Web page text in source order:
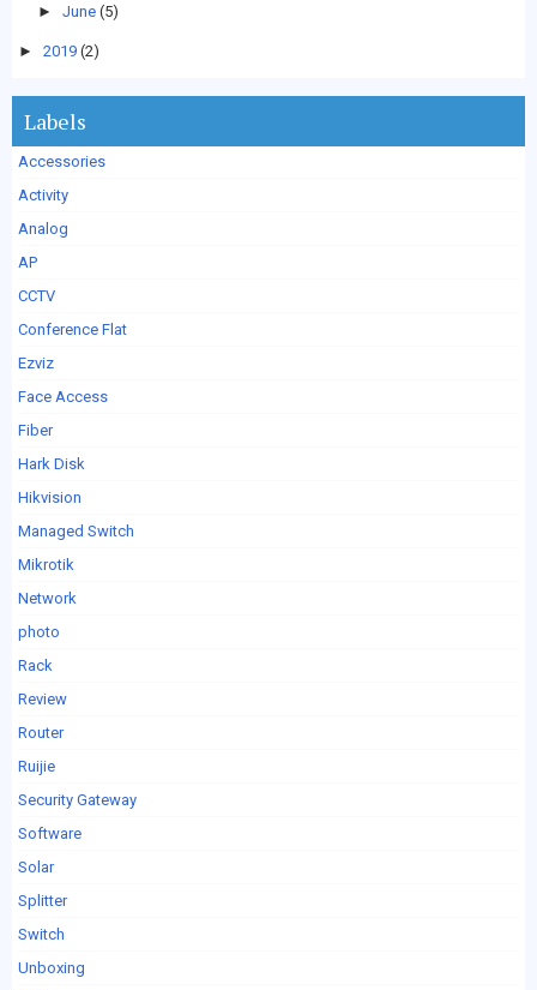
► June (5)
► 2019 (2)
Labels
Accessories
Activity
Analog
AP
CCTV
Conference Flat
Ezviz
Face Access
Fiber
Hark Disk
Hikvision
Managed Switch
Mikrotik
Network
photo
Rack
Review
Router
Ruijie
Security Gateway
Software
Solar
Splitter
Switch
Unboxing